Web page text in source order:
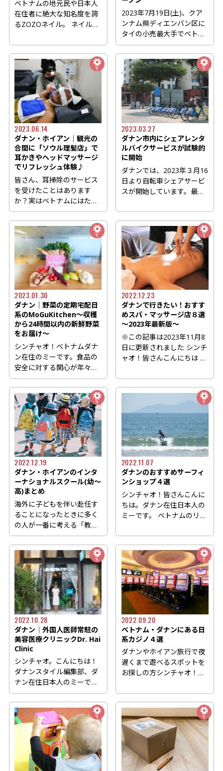
ベトナムの地元民や日本人
在住者に絶大な知名度を誇
るZOZOネイル。 ネイルに
い...
2023年7月19日(土)、クア
ンナム県ディエンバン区に
タイの小売最大手でベトナ
ム全土にスーパーを展開す
る...
2023.06.14
ダナン・ホイアン｜観光の
合間に「ソウル理髪店」で
耳かきやヘッドマッサージ
でリフレッシュ体験♪
皆さん、耳掃除のサービス
を受けたことはあります
か？実はベトナムにはたく
さんの洗髪屋、耳掃除屋さ
んと...
2023.03.27
ダナン市内にシェアレンタ
ルバイクサービスが試験的
に開始
ダナンでは、2023年３月16
日より自転車シェアサービ
スが開始しています。最終
61...
2023.01.30
ダナン│野菜の定期宅配日
系のMoGuKitchen～収穫
から24時間以内の新鮮野菜
をお届け～
シンチャオ！ベトナムダナ
ン在住のミーです。食品の
安全に対する関心が年々高
まっているベトナムからこ
ん...
2022.12.23
ダナンで行きたい！おすす
めスパ・マッサージ店８選
～2023年最新版～
※この記事は2023年11月8
日に更新されました シンチ
ャオ！皆さんこんにちは ダ
2022.12.19
ダナン・ホイアンのインタ
ーナショナルスクール(幼～
高)まとめ
海外に子どもを伴い赴任す
ることになったときに多く
の人が一番に考える「教
育」。 以前、ダナンにある
保...
2022.11.07
ダナンのおすすめサーフィ
ンショップ４選
シンチャオ！皆さんこんに
ちは。ダナン在住日本人の
ミーです。 ベトナムのリゾ
ダ...
2022.10.28
ダナン│外国人医師常駐の
美容医療クリニックDr. Hai
Clinic
シンチャオ。こんにちは！
ダナンスタイル編集部、ダ
ナン在住日本人のミーで
す。 今回は、ベトナム・ダ
ナン...
2022.09.20
ベトナム・ダナンにある日
系カジノ４選
ダナンやホイアン旅行で夜
遅くまで遊べるスポットを
お探しの方シンチャオ！こ
と...